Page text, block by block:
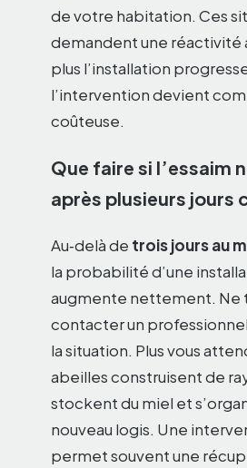
de votre habitation. Ces
demandent une réactivité
plus l’installation
l’intervention devient
coûteuse.
Que faire si l’essaim
après plusieurs jours
Au‑delà de trois jours au
la probabilité d’une
augmente nettement. Ne
contacter un
la situation. Plus vous
abeilles construisent de
stockent du miel et
nouveau logis. Une
permet souvent une